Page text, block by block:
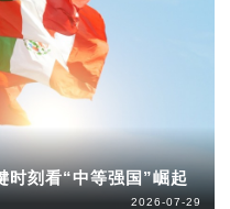
时刻看“中等强国”崛起
2026-07-29